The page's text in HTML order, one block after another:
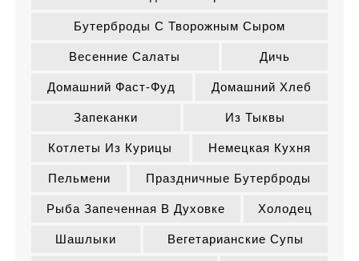
Бутерброды С Творожным Сыром
Весенние Салаты Дичь
Домашний Фаст-Фуд Домашний Хлеб
Запеканки Из Тыквы
Котлеты Из Курицы Немецкая Кухня
Пельмени Праздничные Бутерброды
Рыба Запеченная В Духовке Холодец
Шашлыки Вегетарианские Супы